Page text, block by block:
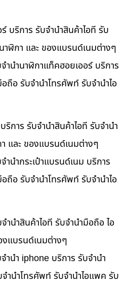
บริการ รับจำนำสินค้าไอที รับ
ฬิกา และ ของแบรนด์เนมต่างๆ
นำนาฬิกาแท็คฮอยเออร์ บริการ
ถือ รับจำนำโทรศัพท์ รับจำนำไอ
ริการ รับจำนำสินค้าไอที รับจำนำ
และ ของแบรนด์เนมต่างๆ
นำกระเป๋าแบรนด์เนม บริการ
ถือ รับจำนำโทรศัพท์ รับจำนำไอ
ำนำสินค้าไอที รับจำนำมือถือ ไอ
แบรนด์เนมต่างๆ
นำ iphone บริการ รับจำนำ
ำนำโทรศัพท์ รับจำนำไอแพค รับ